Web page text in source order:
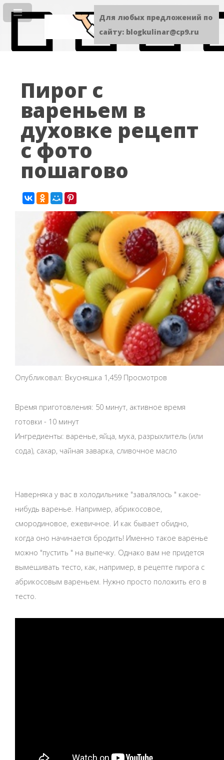
Пирог с
вареньем в
духовке рецепт
с фото
пошагово
Опубликовал: Вкусняшка 1,459 Просмотров
Время приготовления: 50 минут, активное время
готовки - 10 минут
Ингредиенты: варенье, яйца, мука, разрыхлитель (или
сода), сахар, чайная заварка, сливочное масло
Наверняка у вас в холодильнике "завалялось " какое-
нибудь варенье. Например, абрикосовое,
смородиновое, ежевичное. И как бывает обидно,
когда оно начинается бродить! Именно такое варенье
можно "пустить " на выпечку. Однако вам не придется
вымешивать тесто, как, например, в рецепте пирога с
абрикосовым вареньем. Нужно просто положить его в
тесто.
Для любых предложений по
сайту: blogkulinar@cp9.ru